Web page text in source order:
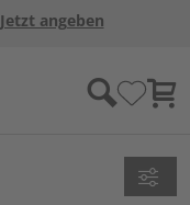
Jetzt angeben